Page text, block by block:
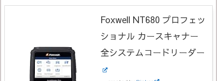
Foxwell NT680 プロフェッ
ショナル カースキャナー
全システムコードリーダー